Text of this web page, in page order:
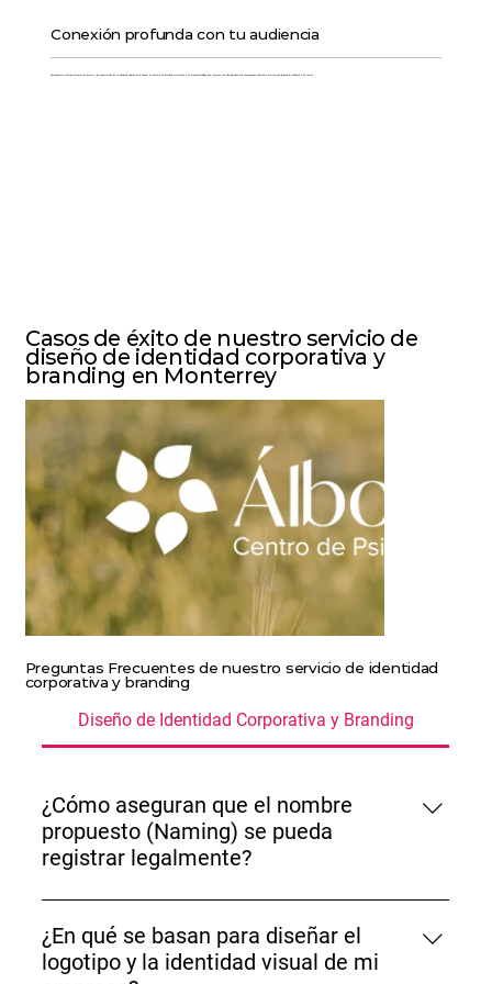
Conexión profunda con tu audiencia
Entendemos el comportamiento, los gustos y las expectativas de tu audiencia objetivo para diseñar un sistema de identidad corporativa y un manual detallado que resuenen con ellos, logrando una comunicación altamente efectiva que impulse la confianza y las ventas.
Casos de éxito de nuestro servicio de
diseño de identidad corporativa y
branding en Monterrey
Preguntas Frecuentes de nuestro servicio de identidad
corporativa y branding
Diseño de Identidad Corporativa y Branding
¿Cómo aseguran que el nombre
propuesto (Naming) se pueda
registrar legalmente?
Aseguramos la viabilidad legal cruzando cada
propuesta de nombre y slogan con una revisión
minuciosa en la base de datos del Instituto
¿En qué se basan para diseñar el
logotipo y la identidad visual de mi